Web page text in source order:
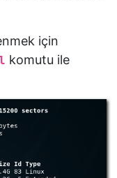
için
komutu ile